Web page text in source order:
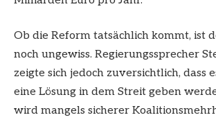
Ob die Reform tatsächlich kommt, ist
noch ungewiss. Regierungssprecher
zeigte sich jedoch zuversichtlich, dass
eine Lösung in dem Streit geben
wird mangels sicherer